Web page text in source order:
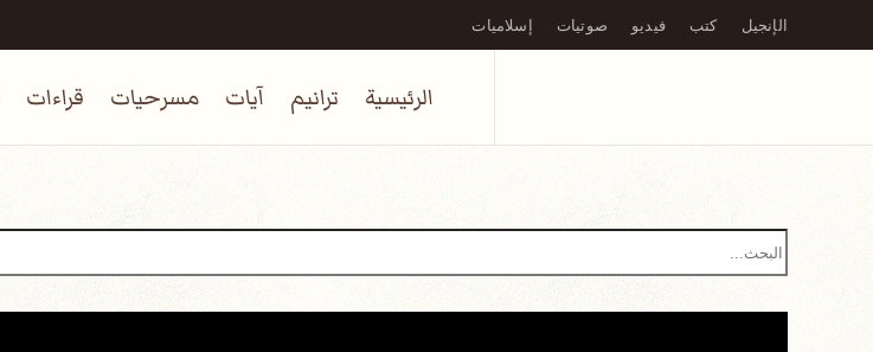
Skip to main content
الإنجيل كتب فيديو صوتيات إسلاميات
الرئيسية ترانيم آيات مسرحيات قراءات